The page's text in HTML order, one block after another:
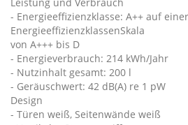
- Energieeffizienzklasse: A++ auf einer
EnergieeffizienzklassenSkala
von A+++ bis D
- Energieverbrauch: 214 kWh/Jahr
- Nutzinhalt gesamt: 200 l
- Geräuschwert: 42 dB(A) re 1 pW
Design
- Türen weiß, Seitenwände weiß